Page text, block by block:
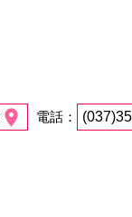
電話：